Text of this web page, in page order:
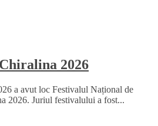
2026
a avut loc Festivalul Național de
2026. Juriul festivalului a fost...